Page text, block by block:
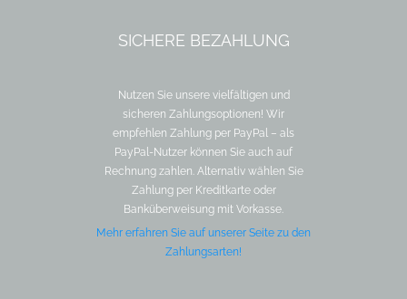
SICHERE BEZAHLUNG
Nutzen Sie unsere vielfältigen und
sicheren Zahlungsoptionen! Wir
empfehlen Zahlung per PayPal – als
PayPal-Nutzer können Sie auch auf
Rechnung zahlen. Alternativ wählen Sie
Zahlung per Kreditkarte oder
Banküberweisung mit Vorkasse.
Mehr erfahren Sie auf unserer Seite zu den
Zahlungsarten!